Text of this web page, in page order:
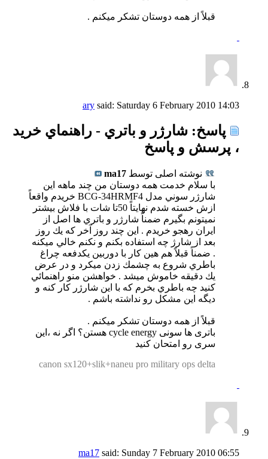
قبلاً از همه دوستان تشكر ميكنم .
ary said: Saturday 6 February 2010 14:03
پاسخ: شارژر و باتري - راهنماي خريد
، پرسش و پاسخ
نوشته اصلی توسط ma17
با سلام خدمت همه دوستان من چند ماهه اين
شارژر سوني مدل BCG-34HRMF4 خريدم واقعاً
ازش خسته شدم نهايتاً 50تا شات با فلاش بيشتر
نميتونم بگيرم ضمناً شارژر و باتري ها اصل از
ايران رهجو خريدم . اين چند روز آخر كه يك روز
بعد از شارژ چه استفاده بكنم و نكنم خالي ميكنه
. ضمناً قبلاً هم هين كار با دوربين يكدفعه چراغ
باطري شروع به چشمك زدن ميكرد و در عرض
يك دقيقه خاموش ميشد . خواهشن منو راهنمائي
كنيد چه باطري بخرم كه با اين شارژر كار كنه و
ديگه اين مشكل رو نداشته باشم .
قبلاً از همه دوستان تشكر ميكنم .
باتری ها سونی cycle energy هستن؟ اگر نه ،این
سری رو امتحان کنید
canon sx120+slik+naneu pro military ops delta
ma17 said: Sunday 7 February 2010 06:55